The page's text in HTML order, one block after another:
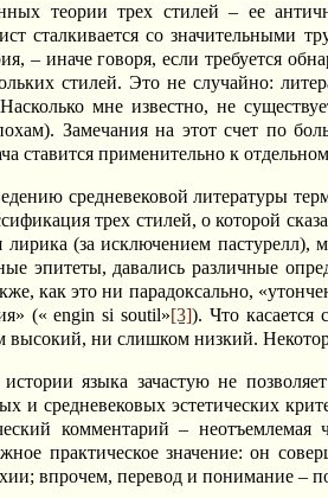
теории трех стилей – ее
сталкивается со значительными
– иначе говоря, если требуется
стилей. Это не случайно:
мне известно, не
Замечания на этот счет по
ставится применительно к
средневековой литературы
трех стилей, о которой
лирика (за исключением
эпитеты, давались различные
как это ни парадоксально,
(« engin si soutil»[3]). Что касается
высокий, ни слишком низкий.
истории языка зачастую не
и средневековых эстетических
комментарий – неотъемлемая
практическое значение: он
впрочем, перевод и понимание –